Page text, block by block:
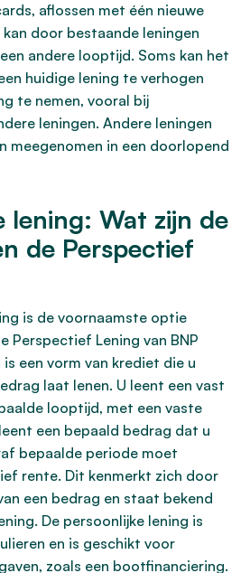
aflossen met één nieuwe
door bestaande leningen
andere looptijd. Soms kan het
huidige lening te verhogen
te nemen, vooral bij
leningen. Andere leningen
meegenomen in een doorlopend
lening: Wat zijn de
de Perspectief
is de voornaamste optie
Perspectief Lening van BNP
is een vorm van krediet die u
laat lenen. U leent een vast
looptijd, met een vaste
een bepaald bedrag dat u
bepaalde periode moet
rente. Dit kenmerkt zich door
een bedrag en staat bekend
De persoonlijke lening is
en is geschikt voor
zoals een bootfinanciering.